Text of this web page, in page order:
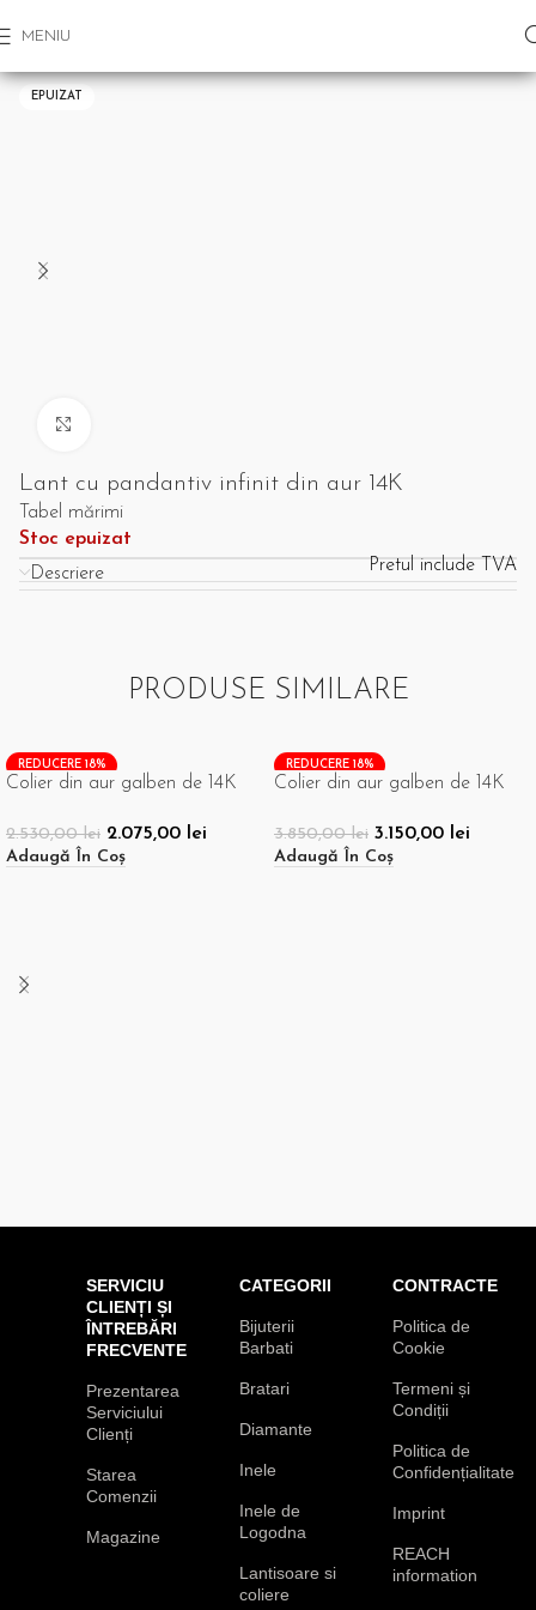
MENIU
EPUIZAT
Lant cu pandantiv infinit din aur 14K
Tabel mărimi
Stoc epuizat
Pretul include TVA
Descriere
PRODUSE SIMILARE
REDUCERE 18%
Colier din aur galben de 14K
2.530,00lei 2.075,00 lei
Adaugă În Coș
REDUCERE 18%
Colier din aur galben de 14K
3.850,00lei 3.150,00 lei
Adaugă În Coș
SERVICIU
CLIENȚI ȘI
ÎNTREBĂRI
FRECVENTE
Prezentarea
Serviciului
Clienți
Starea
Comenzii
Magazine
CATEGORII
Bijuterii
Barbati
Bratari
Diamante
Inele
Inele de
Logodna
Lantisoare si
coliere
CONTRACTE
Politica de
Cookie
Termeni și
Condiții
Politica de
Confidențialitate
Imprint
REACH
information